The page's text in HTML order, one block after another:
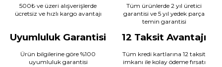
500₺ ve üzeri alışverişlerde
ücretsiz ve hızlı kargo avantajı
Tüm ürünlerde 2 yıl üretici
garantisi ve 5 yıl yedek parça
temin garantisi
Uyumluluk Garantisi
Ürün bilgilerine göre %100
uyumluluk garantisi
12 Taksit Avantajı
Tüm kredi kartlarına 12 taksit
imkanı ile kolay ödeme fırsatı